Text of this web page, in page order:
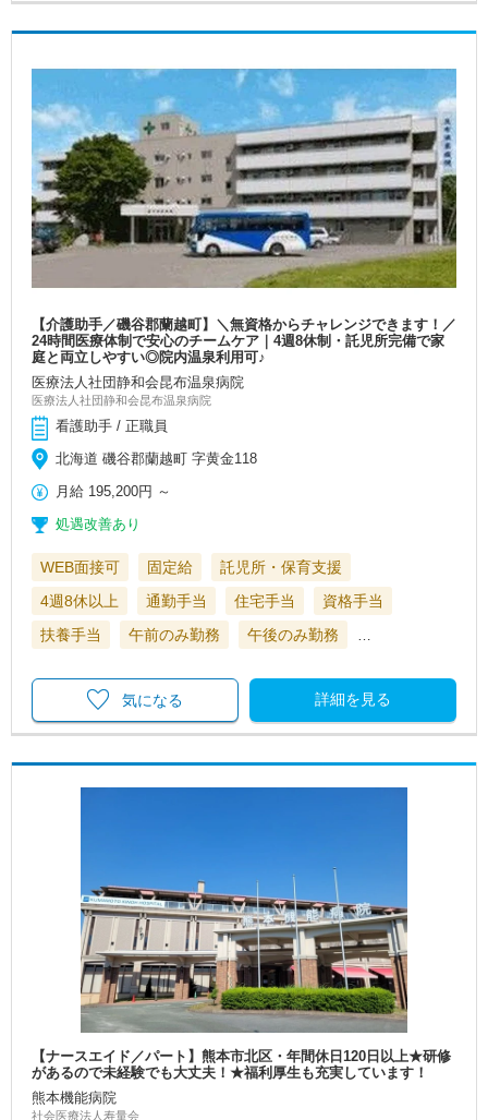
【介護助手／磯谷郡蘭越町】＼無資格からチャレンジできます！／
24時間医療体制で安心のチームケア｜4週8休制・託児所完備で家
庭と両立しやすい◎院内温泉利用可♪
医療法人社団静和会昆布温泉病院
医療法人社団静和会昆布温泉病院
看護助手 / 正職員
北海道 磯谷郡蘭越町 字黄金118
月給 195,200円 ～
処遇改善あり
WEB面接可 固定給
託児所・保育支援
4週8休以上
通勤手当 住宅手当
資格手当
扶養手当
午前のみ勤務 午後のみ勤務
詳細を見る
気になる
【ナースエイド／パート】熊本市北区・年間休日120日以上★研修
があるので未経験でも大丈夫！★福利厚生も充実しています！
熊本機能病院
社会医療法人寿量会